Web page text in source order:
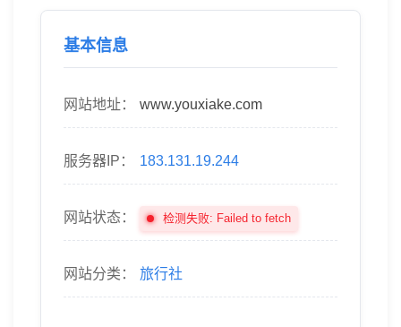
基本信息
网站地址： www.youxiake.com
服务器IP： 183.131.19.244
网站状态： 检测失败: Failed to fetch
网站分类： 旅行社